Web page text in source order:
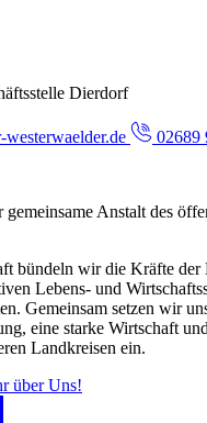
Dierdorf
02689
Anstalt des
bündeln wir die Kräfte der
Lebens- und
Gemeinsam setzen wir
eine starke Wirtschaft
Landkreisen ein.
über Uns!